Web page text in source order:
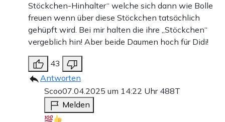
Stöckchen-Hinhalter“ welche sich dann wie Bolle
freuen wenn über diese Stöckchen tatsächlich
gehüpft wird. Bei mir halten die ihre „Stöckchen“
vergeblich hin! Aber beide Daumen hoch für Didi!
43
Antworten
Scoo07.04.2025 um 14:22 Uhr 488T
Melden